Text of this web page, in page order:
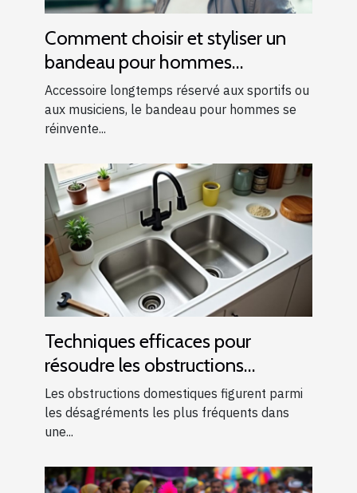
Comment choisir et styliser un
bandeau pour hommes
modernes ?
Accessoire longtemps réservé aux sportifs ou
aux musiciens, le bandeau pour hommes se
réinvente...
Techniques efficaces pour
résoudre les obstructions
domestiques courantes
Les obstructions domestiques figurent parmi
les désagréments les plus fréquents dans
une...